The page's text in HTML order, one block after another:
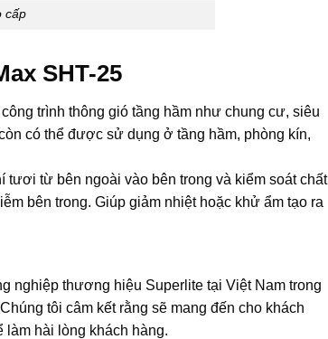
cấp
SHT-25
trình thông gió tầng hầm như chung cư, siêu
có thể được sử dụng ở tầng hầm, phòng kín,
từ bên ngoài vào bên trong và kiểm soát chất
bên trong. Giúp giảm nhiệt hoặc khử ẩm tạo ra
nghiệp thương hiệu Superlite tại Việt Nam trong
tôi câm kết rằng sẽ mang đến cho khách
làm hài lòng khách hàng.